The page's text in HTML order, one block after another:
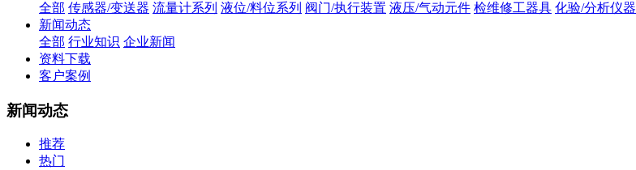
全部 传感器/变送器 流量计系列 液位/料位系列 阀门/执行装置 液压/气动元件 检维修工器具 化验/分析仪器
新闻动态
全部 行业知识 企业新闻
资料下载
客户案例
新闻动态
推荐
热门